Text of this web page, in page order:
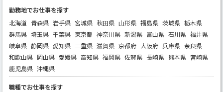
勤務地でお仕事を探す
北海道 青森県 岩手県 宮城県 秋田県 山形県 福島県 茨城県 栃木県
群馬県 埼玉県 千葉県 東京都 神奈川県 新潟県 富山県 石川県 福井県
岐阜県 静岡県 愛知県 三重県 滋賀県 京都府 大阪府 兵庫県 奈良県
和歌山県 岡山県 愛媛県 高知県 福岡県 佐賀県 長崎県 熊本県 宮崎県
鹿児島県 沖縄県
職種でお仕事を探す